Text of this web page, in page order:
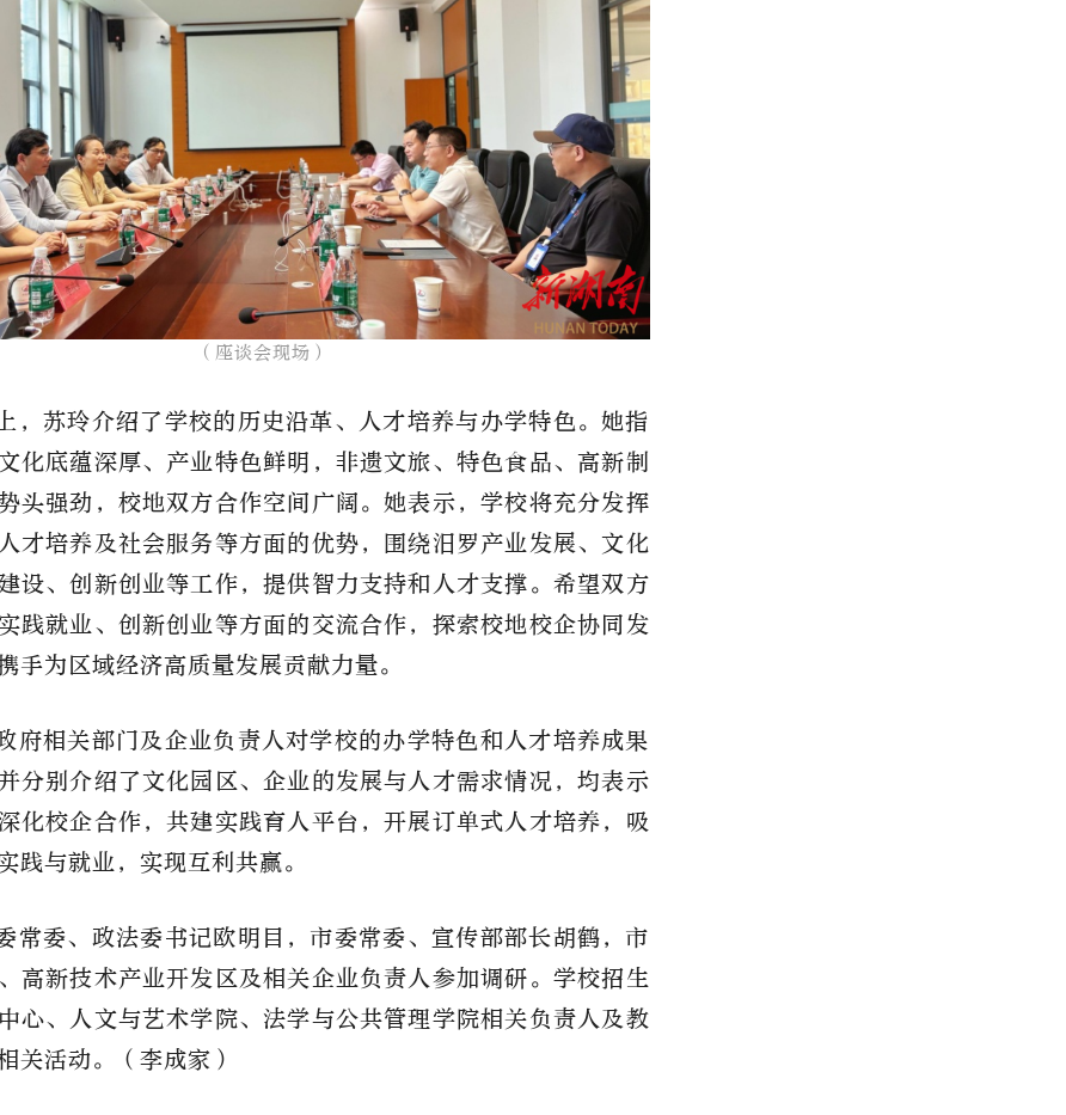
（座谈会现场）​
，苏玲介绍了学校的历史沿革、人才培养与办学特色。她指
化底蕴深厚、产业特色鲜明，非遗文旅、特色食品、高新制
头强劲，校地双方合作空间广阔。她表示，学校将充分发挥
才培养及社会服务等方面的优势，围绕汨罗产业发展、文化
设、创新创业等工作，提供智力支持和人才支撑。希望双方
践就业、创新创业等方面的交流合作，探索校地校企协同发
手为区域经济高质量发展贡献力量。
府相关部门及企业负责人对学校的办学特色和人才培养成果
分别介绍了文化园区、企业的发展与人才需求情况，均表示
化校企合作，共建实践育人平台，开展订单式人才培养，吸
践与就业，实现互利共赢。
常委、政法委书记欧明目，市委常委、宣传部部长胡鹤，市
高新技术产业开发区及相关企业负责人参加调研。学校招生
心、人文与艺术学院、法学与公共管理学院相关负责人及教
关活动。（ 李成家 ）